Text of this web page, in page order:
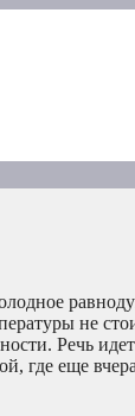
не
Речь
где еще